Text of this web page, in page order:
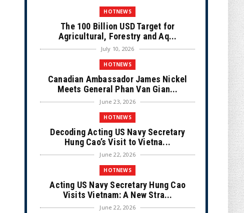
HOTNEWS
The 100 Billion USD Target for
Agricultural, Forestry and Aq...
July 10, 2026
HOTNEWS
Canadian Ambassador James Nickel
Meets General Phan Van Gian...
June 23, 2026
HOTNEWS
Decoding Acting US Navy Secretary
Hung Cao’s Visit to Vietna...
June 22, 2026
HOTNEWS
Acting US Navy Secretary Hung Cao
Visits Vietnam: A New Stra...
June 22, 2026